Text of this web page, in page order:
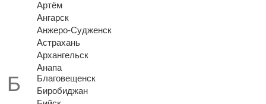
Артём
Ангарск
Анжеро-Судженск
Астрахань
Архангельск
Анапа
Благовещенск
Биробиджан